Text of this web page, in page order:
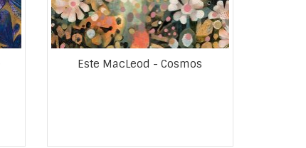
Este MacLeod - Cosmos